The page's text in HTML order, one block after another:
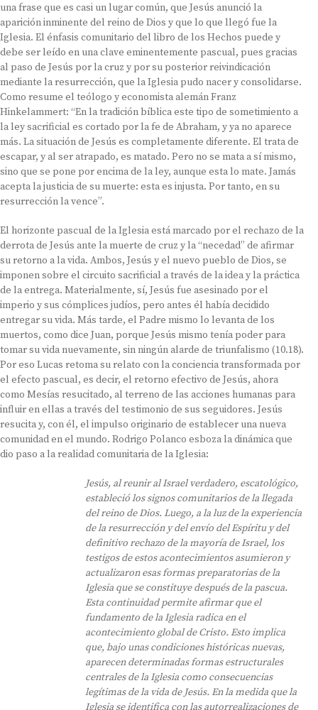
una frase que es casi un lugar común, que Jesús anunció la
aparición inminente del reino de Dios y que lo que llegó fue la
Iglesia. El énfasis comunitario del libro de los Hechos puede y
debe ser leído en una clave eminentemente pascual, pues gracias
al paso de Jesús por la cruz y por su posterior reivindicación
mediante la resurrección, que la Iglesia pudo nacer y consolidarse.
Como resume el teólogo y economista alemán Franz
Hinkelammert: “En la tradición bíblica este tipo de sometimiento a
la ley sacrificial es cortado por la fe de Abraham, y ya no aparece
más. La situación de Jesús es completamente diferente. El trata de
escapar, y al ser atrapado, es matado. Pero no se mata a sí mismo,
sino que se pone por encima de la ley, aunque esta lo mate. Jamás
acepta la justicia de su muerte: esta es injusta. Por tanto, en su
resurrección la vence”.
El horizonte pascual de la Iglesia está marcado por el rechazo de la
derrota de Jesús ante la muerte de cruz y la “necedad” de afirmar
su retorno a la vida. Ambos, Jesús y el nuevo pueblo de Dios, se
imponen sobre el circuito sacrificial a través de la idea y la práctica
de la entrega. Materialmente, sí, Jesús fue asesinado por el
imperio y sus cómplices judíos, pero antes él había decidido
entregar su vida. Más tarde, el Padre mismo lo levanta de los
muertos, como dice Juan, porque Jesús mismo tenía poder para
tomar su vida nuevamente, sin ningún alarde de triunfalismo (10.18).
Por eso Lucas retoma su relato con la conciencia transformada por
el efecto pascual, es decir, el retorno efectivo de Jesús, ahora
como Mesías resucitado, al terreno de las acciones humanas para
influir en ellas a través del testimonio de sus seguidores. Jesús
resucita y, con él, el impulso originario de establecer una nueva
comunidad en el mundo. Rodrigo Polanco esboza la dinámica que
dio paso a la realidad comunitaria de la Iglesia:
Jesús, al reunir al Israel verdadero, escatológico,
estableció los signos comunitarios de la llegada
del reino de Dios. Luego, a la luz de la experiencia
de la resurrección y del envío del Espíritu y del
definitivo rechazo de la mayoría de Israel, los
testigos de estos acontecimientos asumieron y
actualizaron esas formas preparatorias de la
Iglesia que se constituye después de la pascua.
Esta continuidad permite afirmar que el
fundamento de la Iglesia radica en el
acontecimiento global de Cristo. Esto implica
que, bajo unas condiciones históricas nuevas,
aparecen determinadas formas estructurales
centrales de la Iglesia como consecuencias
legítimas de la vida de Jesús. En la medida que la
Iglesia se identifica con las autorrealizaciones de